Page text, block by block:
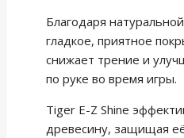
Благодаря
гладкое, приятное
снижает трение и
по руке во время игры.
Tiger E-Z Shine
древесину, защищая